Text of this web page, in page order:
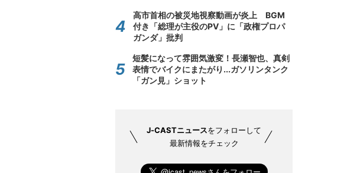
高市首相の被災地視察動画が炎上 BGM
付き「総理が主役のPV」に「政権プロパ
ガンダ」批判
短髪になって雰囲気激変！長瀬智也、真剣
表情でバイクにまたがり...ガソリンタンク
「ガン見」ショット
J-CASTニュースをフォローして
最新情報をチェック